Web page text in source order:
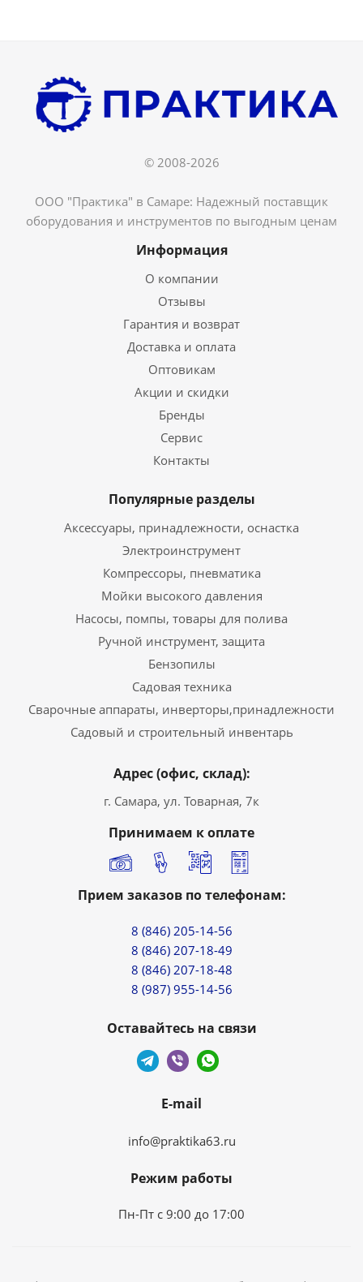
© 2008-2026
ООО "Практика" в Самаре: Надежный поставщик
оборудования и инструментов по выгодным ценам
Информация
О компании
Отзывы
Гарантия и возврат
Доставка и оплата
Оптовикам
Акции и скидки
Бренды
Сервис
Контакты
Популярные разделы
Аксессуары, принадлежности, оснастка
Электроинструмент
Компрессоры, пневматика
Мойки высокого давления
Насосы, помпы, товары для полива
Ручной инструмент, защита
Бензопилы
Садовая техника
Сварочные аппараты, инверторы,принадлежности
Садовый и строительный инвентарь
Адрес (офис, склад):
г. Самара, ул. Товарная, 7к
Принимаем к оплате
Прием заказов по телефонам:
8 (846) 205-14-56
8 (846) 207-18-49
8 (846) 207-18-48
8 (987) 955-14-56
Оставайтесь на связи
E-mail
info@praktika63.ru
Режим работы
Пн-Пт с 9:00 до 17:00